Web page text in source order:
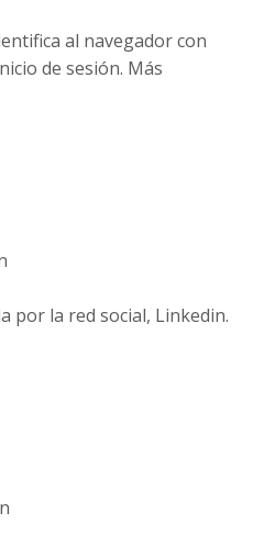
al navegador con
de sesión. Más
por la red social, Linkedin.